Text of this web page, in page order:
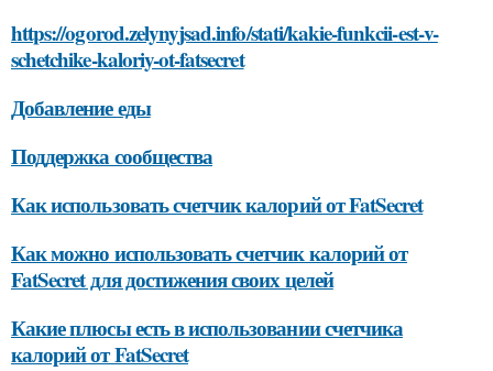
https://ogorod.zelynyjsad.info/stati/kakie-funkcii-est-v-
schetchike-kaloriy-ot-fatsecret
Добавление еды
Поддержка сообщества
Как использовать счетчик калорий от FatSecret
Как можно использовать счетчик калорий от
FatSecret для достижения своих целей
Какие плюсы есть в использовании счетчика
калорий от FatSecret